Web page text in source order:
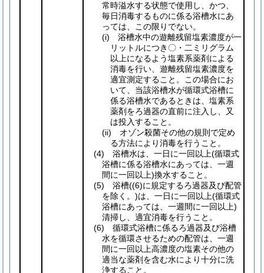
常時溢水する状態で使用し、かつ、
毎日消毒するものに係る浴槽水にあ
っては、この限りでない。
(i) 浴槽水中の遊離残留塩素濃度が一
リットルにつき〇・二ミリグラム
以上になるよう塩素系薬剤による
消毒を行い、遊離残留塩素濃度を
適宜測定すること。この場合にお
いて、当該浴槽水が循環式浴槽に
係る浴槽水であるときは、塩素系
薬剤をろ過器の直前に注入し、又
は投入すること。
(ii) オゾン殺菌その他の規則で定め
る方法により消毒を行うこと。
(4) 浴槽水は、一日に一回以上(循環式
浴槽に係る浴槽水にあっては、一週
間に一回以上)換水すること。
(5) 浴槽((6)に規定するろ過器及び配管
を除く。)は、一日に一回以上(循環式
浴槽にあっては、一週間に一回以上)
清掃し、適宜消毒を行うこと。
(6) 循環式浴槽に係るろ過器及び浴槽
水を循環させるための配管は、一週
間に一回以上高濃度の塩素その他の
適当な薬剤を含む水により十分に洗
浄すること。